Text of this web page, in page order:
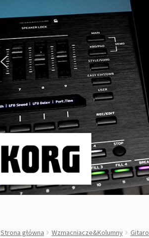
Strona główna Wzmacniacze&Kolumny